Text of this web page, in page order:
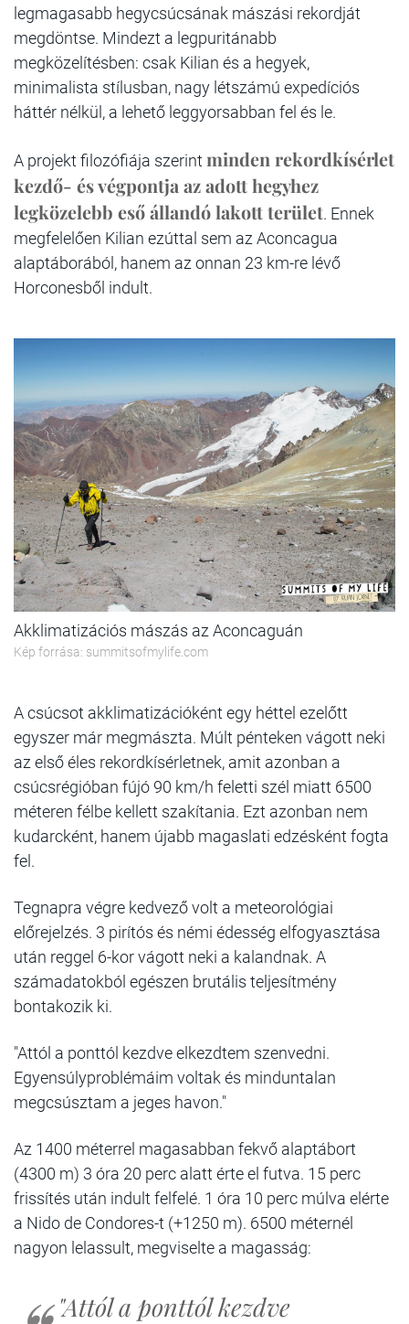
legmagasabb hegycsúcsának mászási rekordját
megdöntse. Mindezt a legpuritánabb
megközelítésben: csak Kilian és a hegyek,
minimalista stílusban, nagy létszámú expedíciós
háttér nélkül, a lehető leggyorsabban fel és le.
A projekt filozófiája szerintminden rekordkísérlet
kezdő- és végpontja az adott hegyhez
legközelebb eső állandó lakott terület. Ennek
megfelelően Kilian ezúttal sem az Aconcagua
alaptáborából, hanem az onnan 23 km-re lévő
Horconesből indult.
Akklimatizációs mászás az Aconcaguán
Kép forrása: summitsofmylife.com
A csúcsot akklimatizációként egy héttel ezelőtt
egyszer már megmászta. Múlt pénteken vágott neki
az első éles rekordkísérletnek, amit azonban a
csúcsrégióban fújó 90 km/h feletti szél miatt 6500
méteren félbe kellett szakítania. Ezt azonban nem
kudarcként, hanem újabb magaslati edzésként fogta
fel.
Tegnapra végre kedvező volt a meteorológiai
előrejelzés. 3 pirítós és némi édesség elfogyasztása
után reggel 6-kor vágott neki a kalandnak. A
számadatokból egészen brutális teljesítmény
bontakozik ki.
"Attól a ponttól kezdve elkezdtem szenvedni.
Egyensúlyproblémáim voltak és minduntalan
megcsúsztam a jeges havon."
Az 1400 méterrel magasabban fekvő alaptábort
(4300 m) 3 óra 20 perc alatt érte el futva. 15 perc
frissítés után indult felfelé. 1 óra 10 perc múlva elérte
a Nido de Condores-t (+1250 m). 6500 méternél
nagyon lelassult, megviselte a magasság:
"Attól a ponttól kezdve